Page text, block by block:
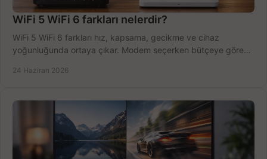
WiFi 5 WiFi 6 farkları nelerdir?
WiFi 5 WiFi 6 farkları hız, kapsama, gecikme ve cihaz
yoğunluğunda ortaya çıkar. Modem seçerken bütçeye göre
24 Haziran 2026